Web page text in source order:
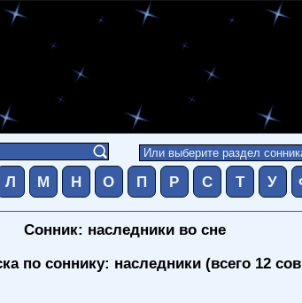
Л М Н О П Р С Т У
Сонник: наследники во сне
по соннику: наследники (всего 12